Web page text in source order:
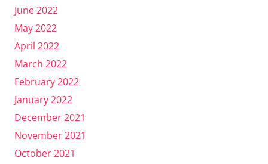
June 2022
May 2022
April 2022
March 2022
February 2022
January 2022
December 2021
November 2021
October 2021